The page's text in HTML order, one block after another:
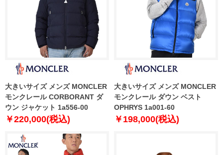
大きいサイズ メンズ MONCLER
モンクレール CORBORANT ダ
ウン ジャケット 1a556-00
￥220,000(税込)
大きいサイズ メンズ MONCLER
モンクレール ダウン ベスト
OPHRYS 1a001-60
￥198,000(税込)